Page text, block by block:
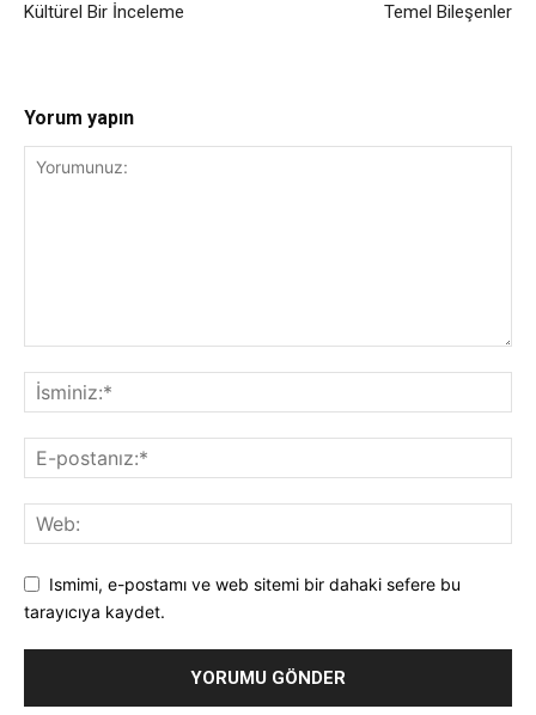
Kültürel Bir İnceleme
Temel Bileşenler
Yorum yapın
Ismimi, e-postamı ve web sitemi bir dahaki sefere bu
tarayıcıya kaydet.